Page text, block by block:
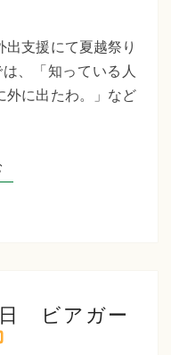
支援にて夏越祭り
、「知っている人
外に出たわ。」など
もっと読む
日 ビアガー